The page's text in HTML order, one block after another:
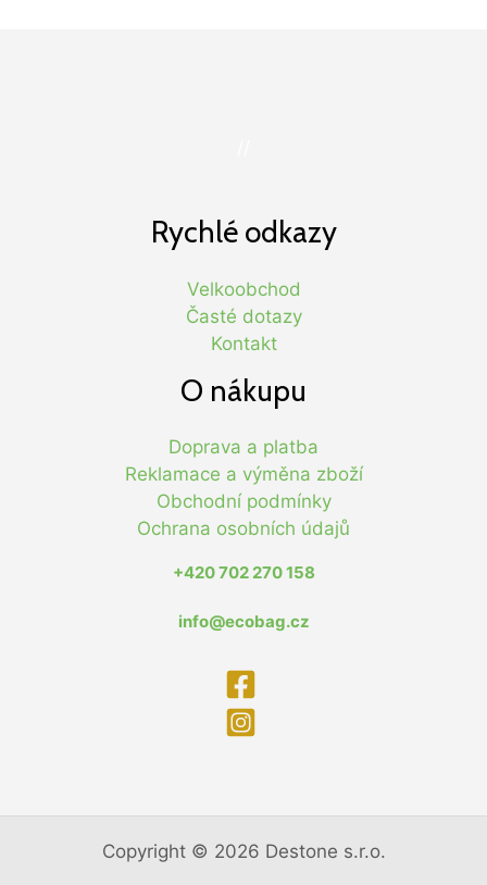
Rychlé odkazy
Velkoobchod
Časté dotazy
Kontakt
O nákupu
Doprava a platba
Reklamace a výměna zboží
Obchodní podmínky
Ochrana osobních údajů
+420 702 270 158
info@ecobag.cz
Copyright © 2026 Destone s.r.o.